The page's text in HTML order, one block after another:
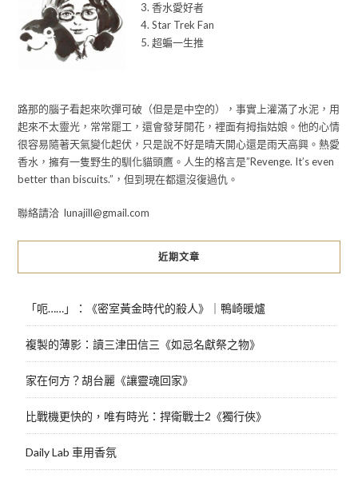
3. 香水愛好者
4. Star Trek Fan
5. 超蝙一生推
路那的腦子看起來吹彈可破（但是是中空的），事實上灌滿了水泥，用
起來不太靈光，常常罷工，還會發芽開花，裡面有拇指姑娘。他的心情
很容易隨著天氣變化起伏，只是說不好是晴天開心還是雨天高興。熱愛
香水，擁有一隻野生的馴化貓頭鷹。人生的格言是”Revenge. It’s even
better than biscuits.”，但到現在都還沒復過仇。
聯絡請洽 lunajill@gmail.com
近期文章
「呃……」：《密室黃金時代的殺人》｜鴨崎暖爐
複製的薄影：讀三津田信三《如忌名獻祭之物》
家在何方？胡台麗《讓靈魂回家》
比戰機更快的，唯有時光：捍衛戰士2《獨行俠》
Daily Lab 車用香氛